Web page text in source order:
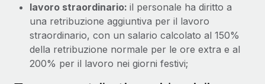
lavoro straordinario: il personale ha diritto a
una retribuzione aggiuntiva per il lavoro
straordinario, con un salario calcolato al 150%
della retribuzione normale per le ore extra e al
200% per il lavoro nei giorni festivi;